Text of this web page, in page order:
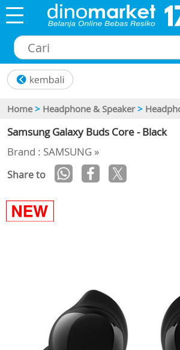
Home > Headphone & Speaker >
Samsung Galaxy Buds Core - Black
Brand : SAMSUNG »
Share to